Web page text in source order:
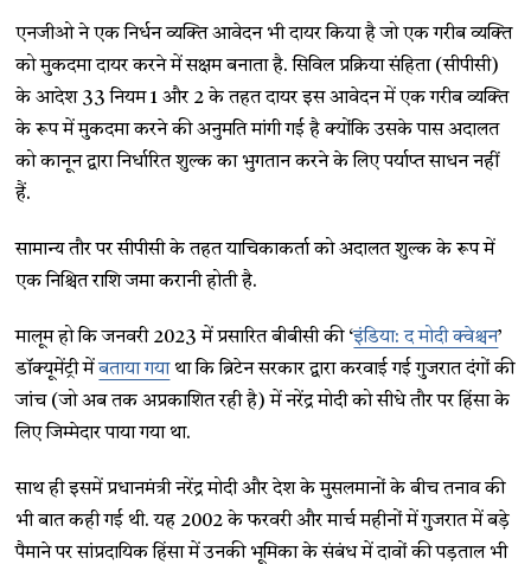
एनजीओ ने एक निर्धन व्यक्ति आवेदन भी दायर किया है जो एक गरीब व्यक्ति
को मुकदमा दायर करने में सक्षम बनाता है. सिविल प्रक्रिया संहिता (सीपीसी)
के आदेश 33 नियम 1 और 2 के तहत दायर इस आवेदन में एक गरीब व्यक्ति
के रूप में मुकदमा करने की अनुमति मांगी गई है क्योंकि उसके पास अदालत
को कानून द्वारा निर्धारित शुल्क का भुगतान करने के लिए पर्याप्त साधन नहीं
हैं.
सामान्य तौर पर सीपीसी के तहत याचिकाकर्ता को अदालत शुल्क के रूप में
एक निश्चित राशि जमा करानी होती है.
मालूम हो कि जनवरी 2023 में प्रसारित बीबीसी की ‘इंडिया: द मोदी क्वेश्चन’
डॉक्यूमेंट्री मेंबताया गयाथा कि ब्रिटेन सरकार द्वारा करवाई गई गुजरात दंगों की
जांच (जो अब तक अप्रकाशित रही है) में नरेंद्र मोदी को सीधे तौर पर हिंसा के
लिए जिम्मेदार पाया गया था.
साथ ही इसमें प्रधानमंत्री नरेंद्र मोदी और देश के मुसलमानों के बीच तनाव की
भी बात कही गई थी. यह 2002 के फरवरी और मार्च महीनों में गुजरात में बड़े
पैमाने पर सांप्रदायिक हिंसा में उनकी भूमिका के संबंध में दावों की पड़ताल भी